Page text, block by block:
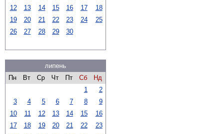
12
13 14 15 16 17
18
19
20 21 22 23 24
25
26
27 28 29 30
липень
Пн
Вт Ср Чт Пт Сб
Нд
1
2
3
4 5 6 7 8
9
10
11 12 13 14 15
16
17
18 19 20 21 22
23